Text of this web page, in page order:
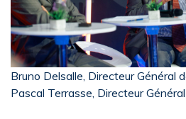
Bruno Delsalle, Directeur Général
Pascal Terrasse, Directeur